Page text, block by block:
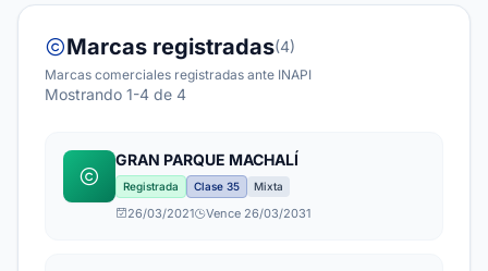
Marcas registradas(4)
Marcas comerciales registradas ante INAPI
Mostrando 1-4 de 4
GRAN PARQUE MACHALÍ
Registrada Clase 35 Mixta
26/03/2021 Vence 26/03/2031